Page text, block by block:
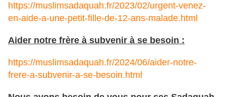
https://muslimsadaquah.fr/2023/02/urgent-venez-
en-aide-a-une-petit-fille-de-12-ans-malade.html
Aider notre frère à subvenir à se besoin :
https://muslimsadaquah.fr/2024/06/aider-notre-
frere-a-subvenir-a-se-besoin.html